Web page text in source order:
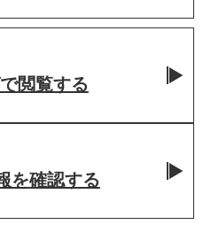
閲覧する
を確認する